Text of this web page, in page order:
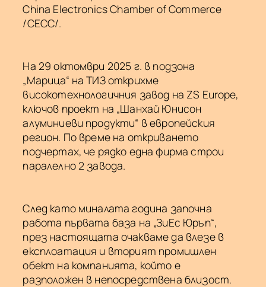
China Electronics Chamber of Commerce
/CECC/.
На 29 октомври 2025 г. в подзона
„Марица“ на ТИЗ открихме
високотехнологичния завод на ZS Europe,
ключов проект на „Шанхай Юнисон
алуминиеви продукти“ в европейския
регион. По време на откриването
подчертах, че рядко една фирма строи
паралелно 2 завода.
След като миналата година започна
работа първата база на „ЗиЕс Юръп“,
през настоящата очакваме да влезе в
експлоатация и вторият промишлен
обект на компанията, който е
разположен в непосредствена близост.